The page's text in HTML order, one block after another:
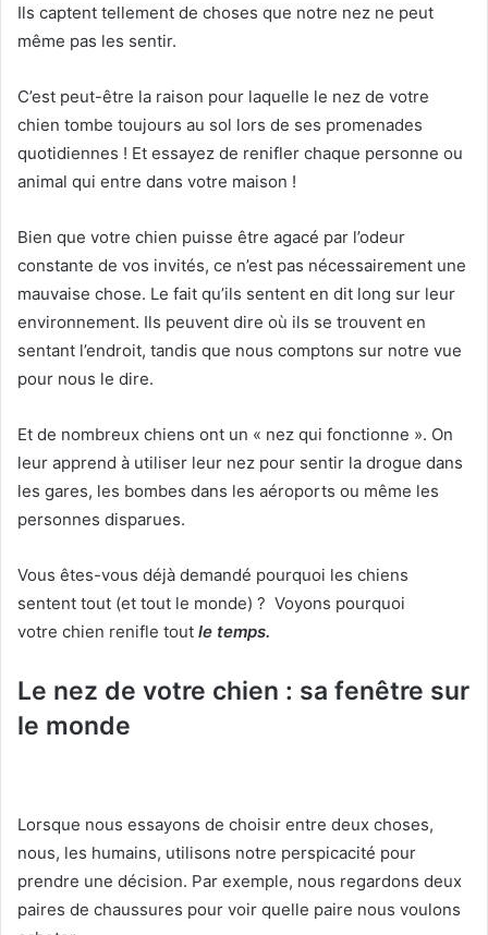
Ils captent tellement de choses que notre nez ne peut
même pas les sentir.
C’est peut-être la raison pour laquelle le nez de votre
chien tombe toujours au sol lors de ses promenades
quotidiennes ! Et essayez de renifler chaque personne ou
animal qui entre dans votre maison !
Bien que votre chien puisse être agacé par l’odeur
constante de vos invités, ce n’est pas nécessairement une
mauvaise chose. Le fait qu’ils sentent en dit long sur leur
environnement. Ils peuvent dire où ils se trouvent en
sentant l’endroit, tandis que nous comptons sur notre vue
pour nous le dire.
Et de nombreux chiens ont un « nez qui fonctionne ». On
leur apprend à utiliser leur nez pour sentir la drogue dans
les gares, les bombes dans les aéroports ou même les
personnes disparues.
Vous êtes-vous déjà demandé pourquoi les chiens
sentent tout (et tout le monde) ? Voyons pourquoi
votre chien renifle tout le temps.
Le nez de votre chien : sa fenêtre sur
le monde
Lorsque nous essayons de choisir entre deux choses,
nous, les humains, utilisons notre perspicacité pour
prendre une décision. Par exemple, nous regardons deux
paires de chaussures pour voir quelle paire nous voulons